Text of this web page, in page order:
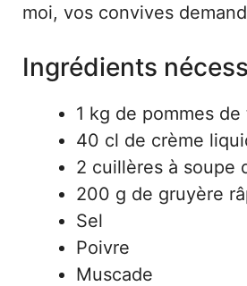
moi, vos convives
Ingrédients
1 kg de pommes
40 cl de crème
2 cuillères à soupe
200 g de gruyère
Sel
Poivre
Muscade